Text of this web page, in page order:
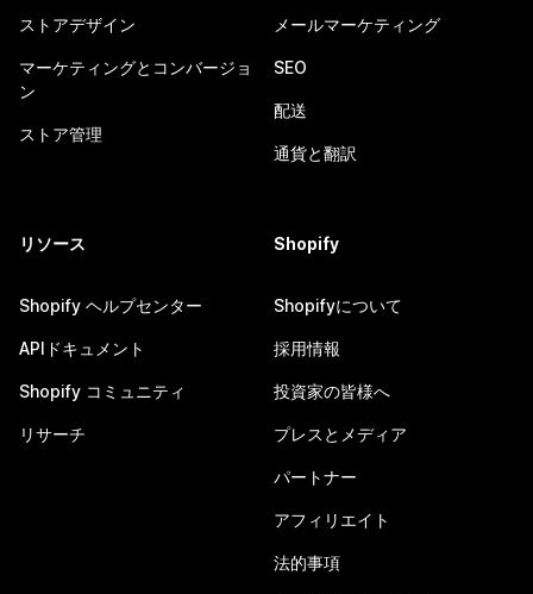
ストアデザイン
マーケティングとコンバージョ
ン
ストア管理
メールマーケティング
SEO
配送
通貨と翻訳
リソース
Shopify ヘルプセンター
APIドキュメント
Shopify コミュニティ
リサーチ
Shopify
Shopifyについて
採用情報
投資家の皆様へ
プレスとメディア
パートナー
アフィリエイト
法的事項